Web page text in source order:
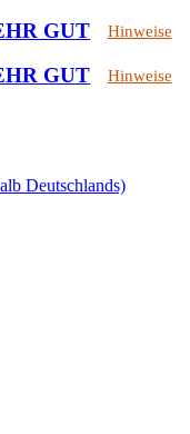
GUT Hinweise
GUT Hinweise
Deutschlands)